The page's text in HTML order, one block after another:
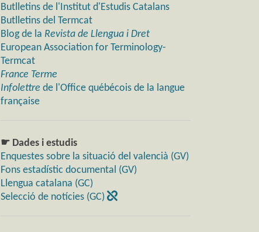
Butlletins de l'Institut d'Estudis Catalans
Butlletins del Termcat
Blog de la Revista de Llengua i Dret
European Association for Terminology-
Termcat
France Terme
Infolettre de l'Office québécois de la langue
française
☛ Dades i estudis
Enquestes sobre la situació del valencià (GV)
Fons estadístic documental (GV)
Llengua catalana (GC)
Selecció de notícies (GC)